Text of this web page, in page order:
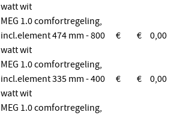
watt wit
MEG 1.0 comfortregeling,
incl.element 474 mm - 800
watt wit
€ € 0,00
MEG 1.0 comfortregeling,
incl.element 335 mm - 400
watt wit
€ € 0,00
MEG 1.0 comfortregeling,